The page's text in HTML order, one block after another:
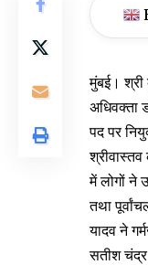
मुंबई। श्री
अधिवक्ता
पद पर
में लोगों ने
तथा
यादव ने
सतीश